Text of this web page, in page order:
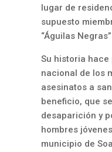
lugar de
supuesto
“Águilas
Su historia
nacional de los
asesinatos a
beneficio, que
desaparición y
hombres
municipio de